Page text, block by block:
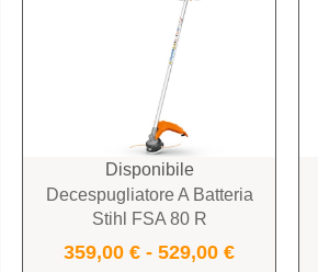
Disponibile
Decespugliatore A Batteria
Stihl FSA 80 R
359,00€ - 529,00€